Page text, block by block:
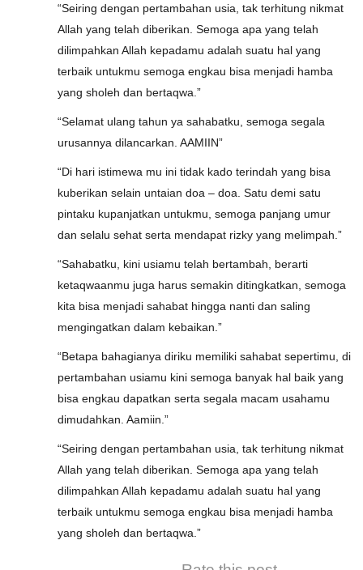
“Seiring dengan pertambahan usia, tak terhitung nikmat
Allah yang telah diberikan. Semoga apa yang telah
dilimpahkan Allah kepadamu adalah suatu hal yang
terbaik untukmu semoga engkau bisa menjadi hamba
yang sholeh dan bertaqwa.”
“Selamat ulang tahun ya sahabatku, semoga segala
urusannya dilancarkan. AAMIIN”
“Di hari istimewa mu ini tidak kado terindah yang bisa
kuberikan selain untaian doa – doa. Satu demi satu
pintaku kupanjatkan untukmu, semoga panjang umur
dan selalu sehat serta mendapat rizky yang melimpah.”
“Sahabatku, kini usiamu telah bertambah, berarti
ketaqwaanmu juga harus semakin ditingkatkan, semoga
kita bisa menjadi sahabat hingga nanti dan saling
mengingatkan dalam kebaikan.”
“Betapa bahagianya diriku memiliki sahabat sepertimu, di
pertambahan usiamu kini semoga banyak hal baik yang
bisa engkau dapatkan serta segala macam usahamu
dimudahkan. Aamiin.”
“Seiring dengan pertambahan usia, tak terhitung nikmat
Allah yang telah diberikan. Semoga apa yang telah
dilimpahkan Allah kepadamu adalah suatu hal yang
terbaik untukmu semoga engkau bisa menjadi hamba
yang sholeh dan bertaqwa.”